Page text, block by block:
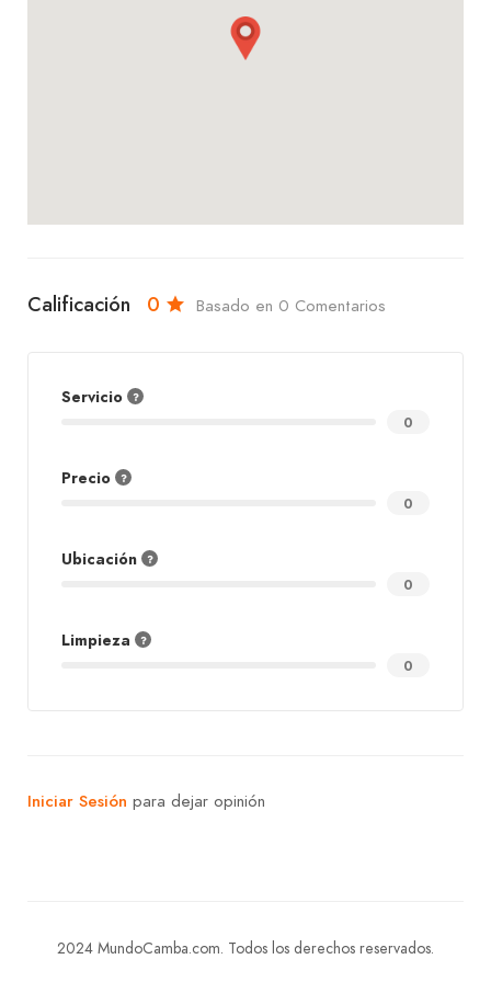
para una experiencia inolvidable!
Calificación 0 Basado en 0 Comentarios
Servicio
0
Precio
0
Ubicación
0
Limpieza
0
Iniciar Sesión para dejar opinión
2024 MundoCamba.com. Todos los derechos reservados.